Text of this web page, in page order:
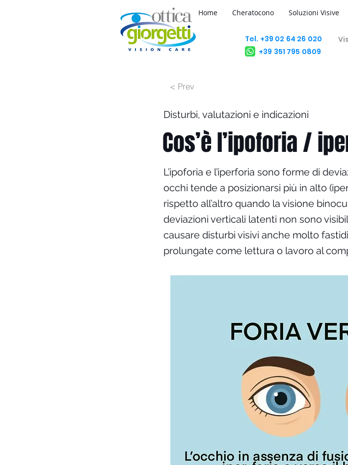
Tel. +39 02 64 26 020
+39 351 795 0809
Home Cheratocono Soluzioni Visive
< Prev
Cos’è l’ipoforia /
Disturbi, valutazioni e indicazioni
L’ipoforia e l’iperforia sono forme di
occhi tende a posizionarsi più in alto
rispetto all’altro quando la visione
deviazioni verticali latenti non sono
causare disturbi visivi anche molto
prolungate come lettura o lavoro al